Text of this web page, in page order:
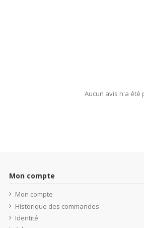
Aucun avis n'a été
Mon compte
Mon compte
Historique des commandes
Identité